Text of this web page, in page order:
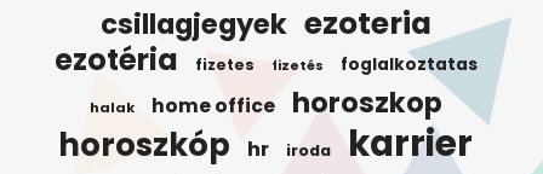
csillagjegyek ezoteria
ezotéria fizetes fizetés foglalkoztatas
halak home office horoszkop
horoszkóp hr iroda karrier